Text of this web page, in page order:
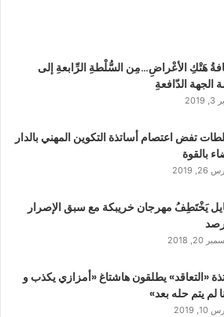
هَتْكِ الأعْراضِ…مِن السُّلْطةِ الرِّابعةِ إلى
الجهة الدّافعةِ
تفض اعتصام أساتذة التكوين المهني بالدار
بالقوة
2019
يَخْتَطِفُ مهرجان خريبكة مع سبق الإصرار
20, 2018
«التعاقد» يطلقون هاشتاغ «أمزازي يكذب و
لم يتم حله بعد»
2019